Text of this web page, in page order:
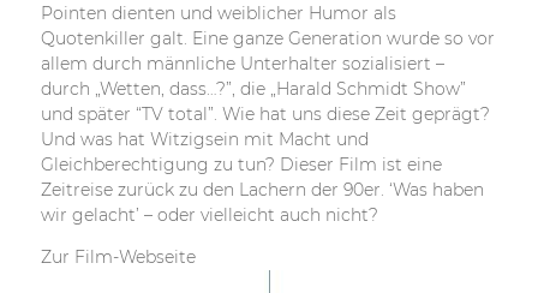
Pointen dienten und weiblicher Humor als
Quotenkiller galt. Eine ganze Generation wurde so vor
allem durch männliche Unterhalter sozialisiert –
durch „Wetten, dass…?”, die „Harald Schmidt Show”
und später “TV total”. Wie hat uns diese Zeit geprägt?
Und was hat Witzigsein mit Macht und
Gleichberechtigung zu tun? Dieser Film ist eine
Zeitreise zurück zu den Lachern der 90er. ‘Was haben
wir gelacht’ – oder vielleicht auch nicht?
Zur Film-Webseite